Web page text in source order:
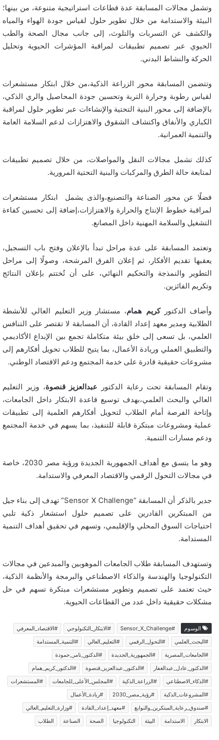
وتشمل مجالات المسابقة عدة قطاعات استراتيجية متنوعة، من بينها؛
البيئة والاستدامة من خلال تطوير حلول لقياس جودة الهواء والمياه
والكشف عن التسربات والتلوث، إلى جانب مجال الصحة والطب
الحيوي عبر تصميم تطبيقات لمراقبة المؤشرات الحيوية وتحليل
الحركة والنشاط البدني.
وتتضمن المسابقة محور الزراعة الذكية،من خلال ابتكار مستشعرات
لقياس رطوبة وحرارة التربة وتحسين جودة المحاصيل والري الذكي،
بالإضافة إلى محور البنية التحتية والإنشاءات عبر تطوير حلول لمراقبة
الكباري والأنفاق واكتشاف الشقوق والاهتزازات لدعم السلامة العامة
والتنمية العمرانية.
كذلك تشمل مجالات النقل والمواصلات، من خلال تصميم تطبيقات
لمتابعة حالة الطرق والمركبات والبنية التحتية المرورية.
فضلًا عن محور الصناعة والتصنيع،والذى يشمل ابتكار مستشعرات
لمراقبة خطوط الإنتاج والحرارة والاهتزازات،إضافة إلى تحسين كفاءة
التشغيل والسلامة المهنية داخل المصانع.
وتعتمد المسابقة على عدة مراحل تبدأ بالإعلان وفتح باب التسجيل،
يعقبها تقديم الأفكار، ثم إعلان الفرق المرشحة، وصولًا إلى مراحل
التطوير والنمذجة والتحكيم النهائي، على أن تُختتم بإعلان النتائج
وتكريم الفائزين.
وأضاف الدكتوركريم همام، مستشار وزير التعليم العالي للأنشطة
الطلابية ومدير معهد إعداد القادة، أن المسابقة لا تقتصر على التنافس
العلمي، بل تسعى إلى خلق بيئة متكاملة تجمع بين الإبداع الأكاديمي
والتطبيق العملي وريادة الأعمال، بما يتيح للطلاب تحويل أفكارهم إلى
مشروعات حقيقية قادرة على خدمة المجتمع ودعم الاقتصاد الوطني.
وتقام المسابقة تحت رعاية الدكتور عبدالعزيز قنصوة، وزير التعليم
العالي والبحث العلمي،بهدف توسيع قاعدة الابتكار داخل الجامعات،
وإتاحة الفرصة أمام الطلاب لتحويل أفكارهم العلمية إلى تطبيقات
عملية ومشروعات مبتكرة قابلة للتنفيذ، بما يسهم في خدمة المجتمع
ودعم مسارات التنمية.
وهو ما يتسق مع أهداف الجمهورية الجديدة ورؤية مصر 2030، خاصة
في مجالات التحول الرقمي والاقتصاد المعرفي والاستدامة.
جدير بالذكر أن المسابقة “Sensor X Challenge” تهدف إلى بناء جيل
من المبتكرين القادرين على تصميم حلول استشعار ذكية تلبي
احتياجات السوق المحلي والإقليمي، وتسهم في تحقيق أهداف التنمية
المستدامة.
وتستهدف المسابقة طلاب الجامعات الموهوبين والمبدعين في مجالات
التكنولوجيا والهندسة والذكاء الاصطناعي والبرمجة والأنظمة الذكية،
حيث تعتمد على تصميم وتطوير مستشعرات مبتكرة تسهم في حل
مشكلات حقيقية داخل عدد من القطاعات الحيوية.
الوسوم #Sensor_X_Challenge #الابتكار_التكنولوجي
#الاقتصاد_المعرفي
#البحث_العلمي
#التحول_الرقمي #التعليم_العالي
#التنمية_المستدامة
#الجامعات_المصرية
#الجمهورية_الجديدة
#الدكتور_تامر_حمودة
#الدكتور_عادل_عبدالغفار
#الدكتور_عبدالعزيز_قنصوة
#الدكتور_كريم_همام
#الذكاء_الاصطناعي
#الزراعة_الذكية #المجلس_الأعلى_للجامعات
#المستشعرات
#المشروعات_الذكية
#رؤية_مصر_2030
#ريادة_الأعمال
#صندوق_رعاية_المبتكرين_والنوابغ
#معهد_إعداد_القادة
#وزارة_التعليم_العالي
الابتكار
الاستدامة البيئة التكنولوجيا الصحة الصناعة الطلاب